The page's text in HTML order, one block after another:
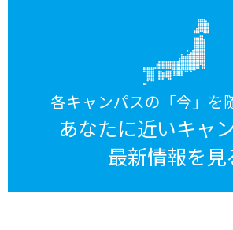
各キャンパスの「今」を
あなたに近いキャ
最新情報を見